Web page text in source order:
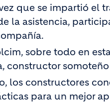
que se impartió el
la asistencia,
sobre todo en
constructor
los constructores
para un mejor